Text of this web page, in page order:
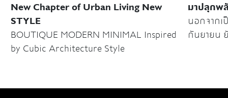
New Chapter of Urban Living New
STYLE
BOUTIQUE MODERN MINIMAL Inspired
by Cubic Architecture Style
มาปลุกพ
นอกจาก
กันยายน
ก็เพราะว่